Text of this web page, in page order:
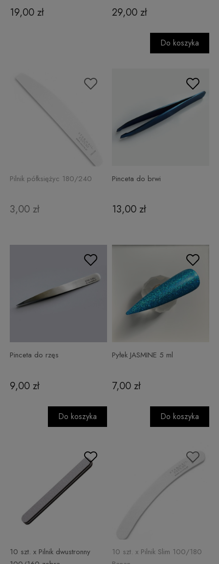
19,00 zł 29,00 zł
Do koszyka
Pilnik półksiężyc 180/240
3,00 zł
Pinceta do brwi
13,00 zł
Pinceta do rzęs
9,00 zł
Do koszyka
Pyłek JASMINE 5 ml
7,00 zł
Do koszyka
10 szt. x Pilnik dwustronny
10 szt. x Pilnik Slim 100/180